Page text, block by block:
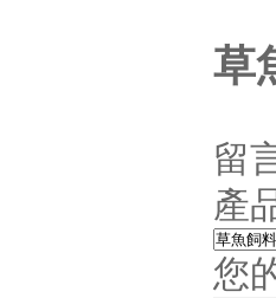
草
留
產
您